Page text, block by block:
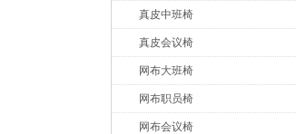
真皮中班椅
真皮会议椅
网布大班椅
网布职员椅
网布会议椅